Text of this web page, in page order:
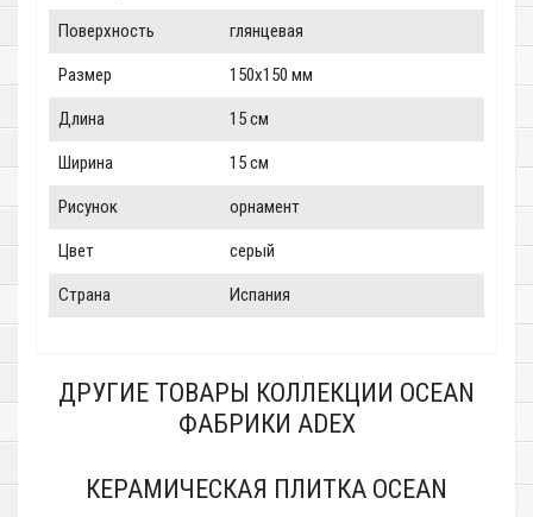
Поверхность глянцевая
Размер 150x150 мм
Длина 15 см
Ширина 15 см
Рисунок орнамент
Цвет серый
Страна Испания
ДРУГИЕ ТОВАРЫ КОЛЛЕКЦИИ OCEAN
ФАБРИКИ ADEX
КЕРАМИЧЕСКАЯ ПЛИТКА OCEAN